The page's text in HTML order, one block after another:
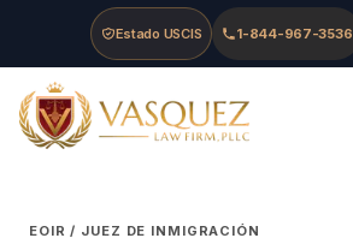
Skip to main content
Skip to navigation
Skip to footer
Estado USCIS 1-844-967-3536
Vasquez Law Firm - Home
EOIR / JUEZ DE INMIGRACIÓN